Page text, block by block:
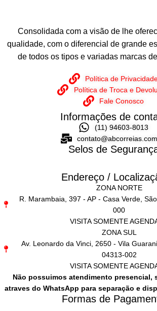
Consolidada com a visão de lhe
qualidade, com o diferencial de grande
de todos os tipos e variadas marcas
Política de
Política de Troca e
Fale Conosco
Informações de
(11) 94603-8013
Selos de
Endereço /
ZONA NORTE
R. Marambaia, 397 - AP - Casa Verde,
000
VISITA SOMENTE
ZONA SUL
Av. Leonardo da Vinci, 2650 - Vila
04313-002
VISITA SOMENTE
Não possuimos atendimento presencial,
atraves do WhatsApp para separação e
Formas de